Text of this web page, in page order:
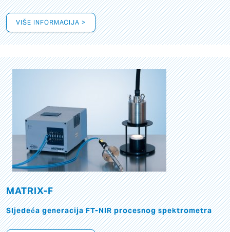
VIŠE INFORMACIJA >
MATRIX-F
Sljedeća generacija FT-NIR procesnog spektrometra